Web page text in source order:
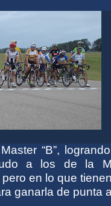
“B”,
a los de la
en lo que
ganarla de punta